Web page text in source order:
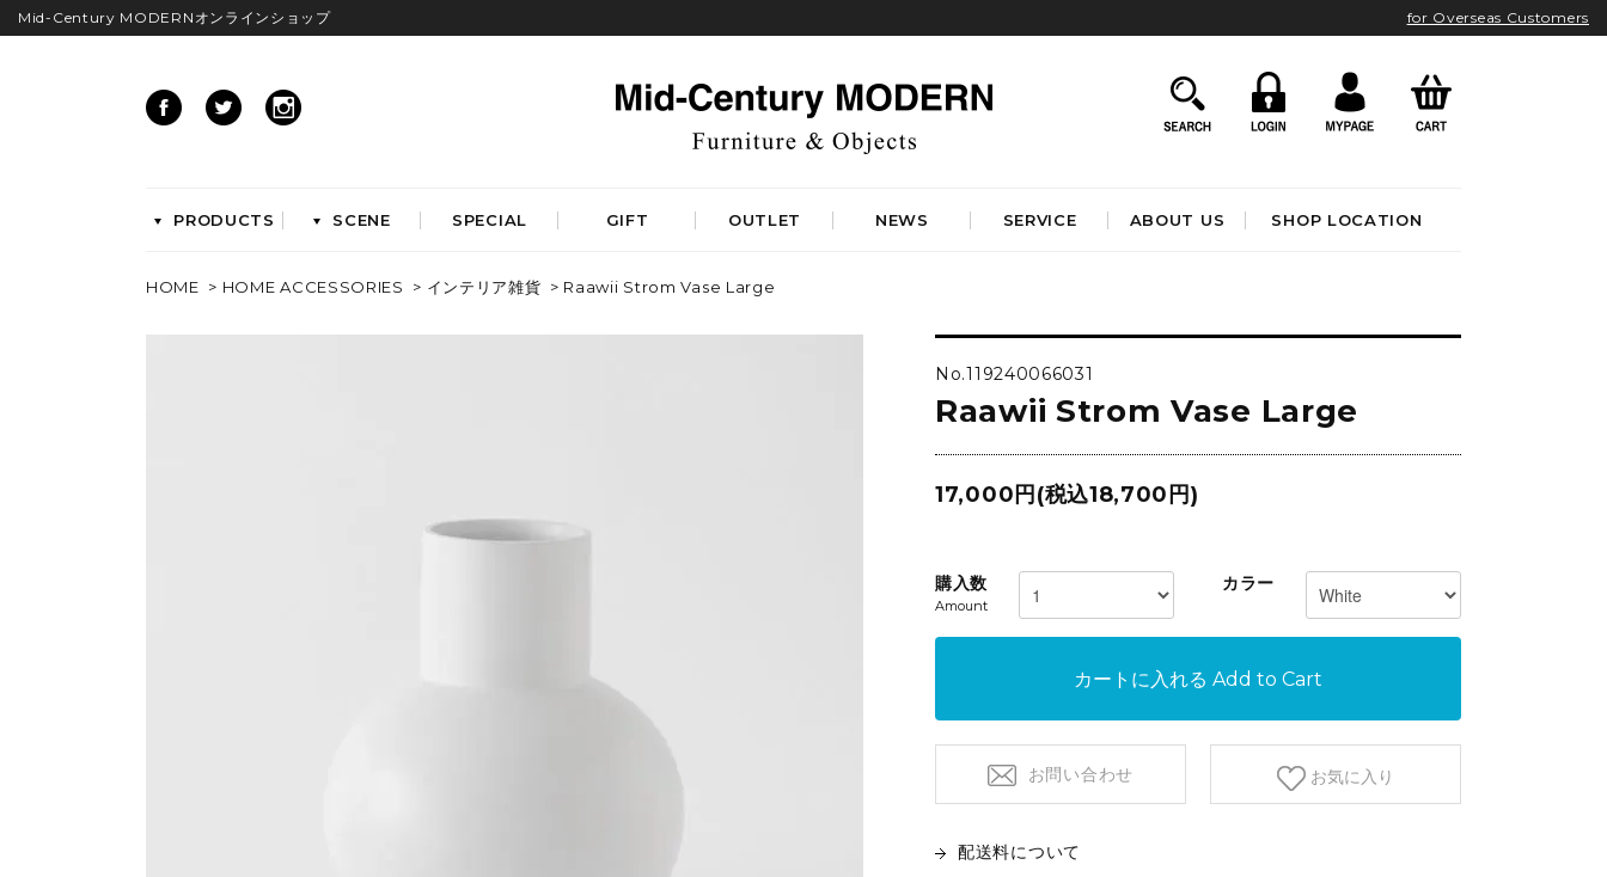
Mid-Century MODERNオンラインショップ for Overseas Customers
PRODUCTS SCENE SPECIAL GIFT OUTLET NEWS SERVICE ABOUT US SHOP LOCATION
2人掛けソファ
シェルフ&チェスト
ラック&スタンド
RUGS
ベーシックラグマット
KITCHEN
テーブルウエア
アート&オブジェ
ポスター&ファブリック
ファッション
フレグランス
GARDEN&OUTDOOR
アウトドアファニチャー
植物
BEDROOM BATHROOM
HOME > HOME ACCESSORIES > インテリア雑貨 > Raawii Strom Vase Large
No.119240066031
Raawii Strom Vase Large
17,000円(税込18,700円)
購入数
Amount
カラー
カートに入れる Add to Cart
お問い合わせ お気に入り
配送料について